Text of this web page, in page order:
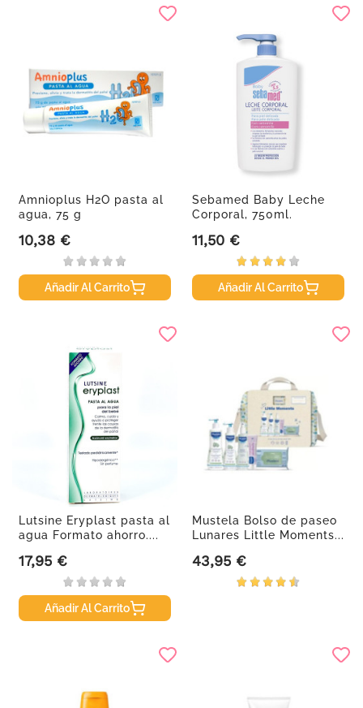
Amnioplus H2O pasta al
agua, 75 g
Precio
10,38 €
Añadir Al Carrito
Sebamed Baby Leche
Corporal, 750ml.
Precio
11,50 €
Añadir Al Carrito
Lutsine Eryplast pasta al
agua Formato ahorro....
Precio
17,95 €
Añadir Al Carrito
Mustela Bolso de paseo
Lunares Little Moments...
Precio
43,95 €